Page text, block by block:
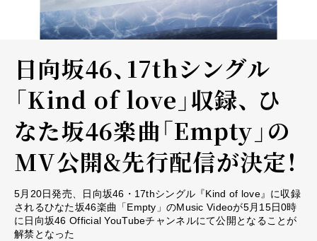
日向坂46、17thシングル
「Kind of love」収録、 ひ
なた坂46楽曲「Empty」の
MV公開&先行配信が決定！
5月20日発売、日向坂46・17thシングル『Kind of love』に収録
されるひなた坂46楽曲「Empty」のMusic Videoが5月15日0時
に日向坂46 Official YouTubeチャンネルにて公開となることが
解禁となった